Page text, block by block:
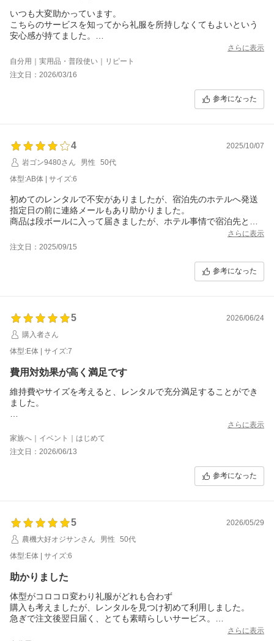
いつも大変助かっています。
こちらのサービスを知ってから礼服を所持しなくてもよいという
安心感が持てました。
また、わざわざ礼服を所持・管理する手間からも解放され、自宅
クローゼットも少し広くなって大助かりです。
本当にありがとうございます。
私自身そんなに極端な体型ではないので、届いた礼服も着心地が
良くて清潔感もあって、とても満足しています。
礼服を所持していた頃は、随分前に購入したものをずっと着てい
たため、なんとなくヨレヨレだったり体に合わない部分があった
注文が楽天からできることもかなり便利で助かっています。
私が死ぬまでこちらのサービスを利用していきたいと思いますの
さらに表示
自分用｜実用品・普段使い｜リピート
注文日：2026/03/16
参考になった
4
2025/10/07
岩ゴン9480さん
男性
50代
体型:AB体 | サイズ:6
初めてのレンタルで不安がありましたが、宿泊先のホテルへ発送
指定日の前に連絡メールもあり助かりました。
商品は段ボールに入って届きましたが、ホテル事情で宿泊先とは
別の場所でイベントであり、持ち運びが大変でした。鞄の様な物
に入っていたら便利ではと感じました。
また、ネクタイの色、白黒以外での選択もあれば嬉しかったので
さらに表示
注文日：2025/09/15
参考になった
5
2026/06/24
購入者さん
体型:E体 | サイズ:7
費用対効果が高く満足です
維持費やサイズを考えると、レンタルで充分満足することができ
ました。
・実寸に合わせると、大きいです。1サイズ小さくても良かったで
す。
・上着の襟や胸に小さい毛玉がありましたが、近くで見ないと気
発送も早く、返却方法も多いので、とても助かりました。
さらに表示
家族へ｜イベント｜はじめて
注文日：2026/06/13
参考になった
5
2026/05/29
農機大好オジサンさん
男性
50代
体型:E体 | サイズ:6
助かりました
体型がコロコロ変わり礼服がどれも合わず
購入も考えましたが、レンタルを見つけ初めて利用しました。
急ぎで注文後翌日届く、とても素晴らしいサービス。
さらに表示